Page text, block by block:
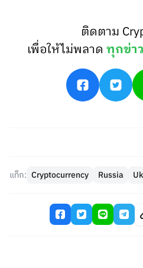
ติดตาม
เพื่อให้ไม่พลาดทุกข่า
แท็ก: Cryptocurrency Russia